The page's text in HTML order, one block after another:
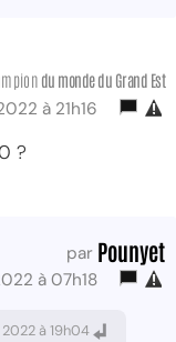
du monde du Grand Est
à 21h16
?
par Pounyet
à 07h18
à 19h04